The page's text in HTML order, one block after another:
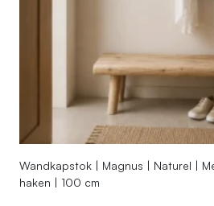
Wandkapstok | Magnus | Naturel |
haken | 100 cm